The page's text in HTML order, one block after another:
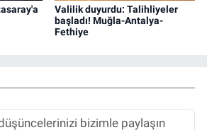
Valilik duyurdu: Talihliyeler
başladı! Muğla-Antalya-
Fethiye